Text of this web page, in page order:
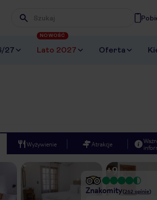
Wpisz frazę, której szukasz
27 Lato 2027
NOWOŚĆ
Oferta
Wyżywienie Atrakcje
+9
Znakomity(262 opinie)